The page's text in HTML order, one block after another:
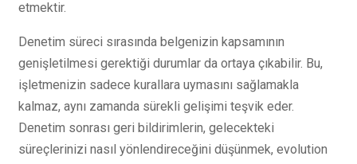
etmektir.
Denetim süreci sırasında belgenizin kapsamının
genişletilmesi gerektiği durumlar da ortaya çıkabilir. Bu,
işletmenizin sadece kurallara uymasını sağlamakla
kalmaz, aynı zamanda sürekli gelişimi teşvik eder.
Denetim sonrası geri bildirimlerin, gelecekteki
süreçlerinizi nasıl yönlendireceğini düşünmek, evolution